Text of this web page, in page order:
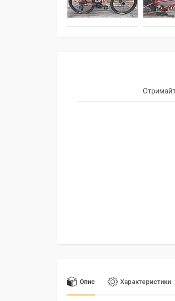
Опис Характеристики